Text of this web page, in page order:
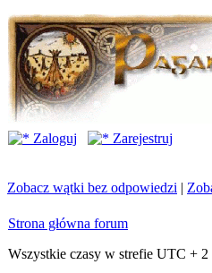
Zaloguj Zarejestruj
Zobacz wątki bez odpowiedzi |
Strona główna forum
Wszystkie czasy w strefie UTC + 2